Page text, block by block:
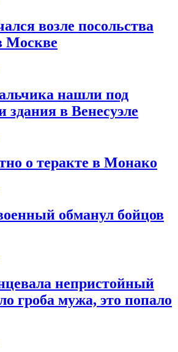
возле посольства
Москве
нашли под
здания в Венесуэле
о теракте в Монако
обманул бойцов
непристойный
гроба мужа, это попало